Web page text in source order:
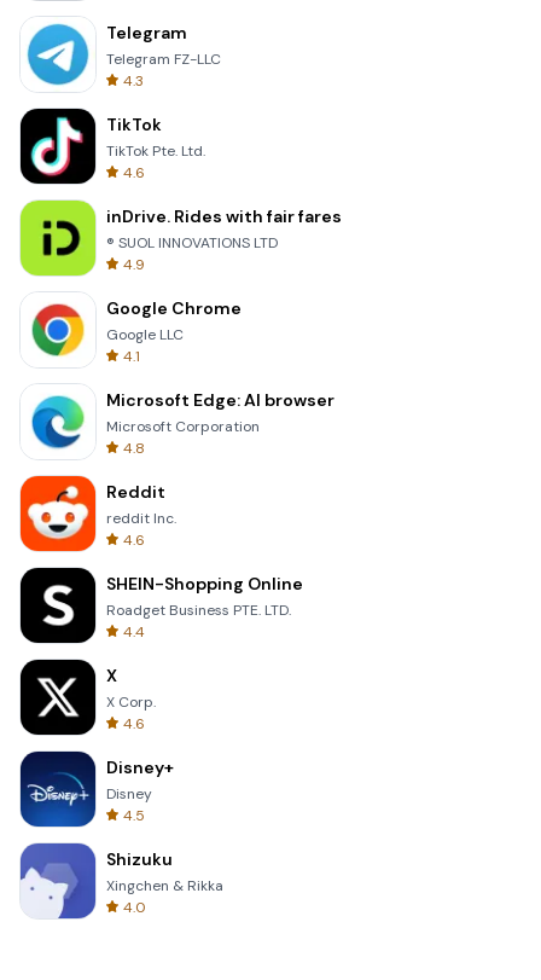
Telegram
Telegram FZ-LLC
4.3
TikTok
TikTok Pte. Ltd.
4.6
inDrive. Rides with fair fares
® SUOL INNOVATIONS LTD
4.9
Google Chrome
Google LLC
4.1
Microsoft Edge: AI browser
Microsoft Corporation
4.8
Reddit
reddit Inc.
4.6
SHEIN-Shopping Online
Roadget Business PTE. LTD.
4.4
X
X Corp.
4.6
Disney+
Disney
4.5
Shizuku
Xingchen & Rikka
4.0